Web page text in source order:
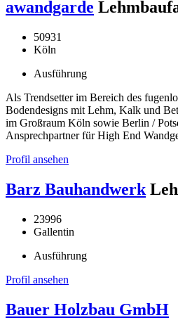
awandgarde
50931
Köln
Ausführung
Als Trendsetter im Bereich des
Bodendesigns mit Lehm, Kalk und
im Großraum Köln sowie Berlin /
Ansprechpartner für High End
Profil ansehen
Barz Bauhandwerk
23996
Gallentin
Ausführung
Profil ansehen
Bauer Holzbau GmbH